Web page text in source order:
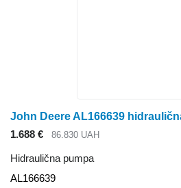
1.688 € 86.830 UAH
Hidraulična pumpa
AL166639